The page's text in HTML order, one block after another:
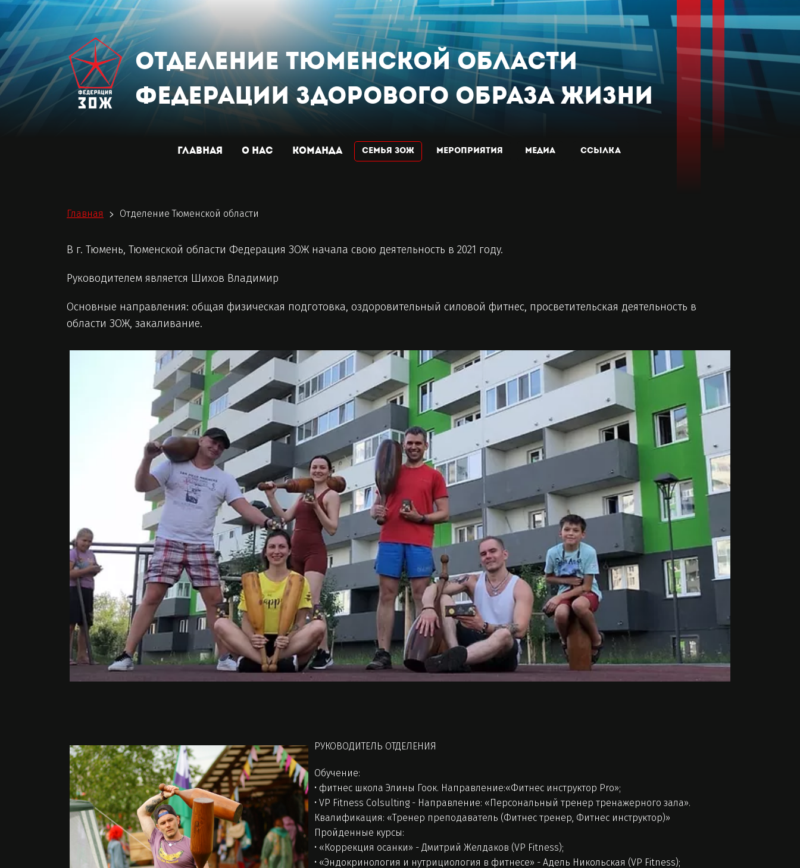
отделение Тюменскойобласти
Федерации Здорового Образа Жизни
ГЛАВНАЯ О НАС КОМАНДА Семья ЗОЖ МЕРОПРИЯТИЯ МЕДИА Ссылка
Главная > Отделение Тюменской области
В г. Тюмень, Тюменской области Федерация ЗОЖ начала свою деятельность в 2021 году.
Руководителем является Шихов Владимир
Основные направления: общая физическая подготовка, оздоровительный силовой фитнес, просветительская деятельность в
области ЗОЖ, закаливание.
РУКОВОДИТЕЛЬ ОТДЕЛЕНИЯ
Обучение:
• фитнес школа Элины Гоок. Направление:«Фитнес инструктор Pro»;
• VP Fitness Colsulting - Направление: «Персональный тренер тренажерного зала».
Квалификация: «Тренер преподаватель (Фитнес тренер, Фитнес инструктор)»
Пройденные курсы:
• «Коррекция осанки» - Дмитрий Желдаков (VP Fitness);
• «Эндокринология и нутрициология в фитнесе» - Адель Никольская (VP Fitness);